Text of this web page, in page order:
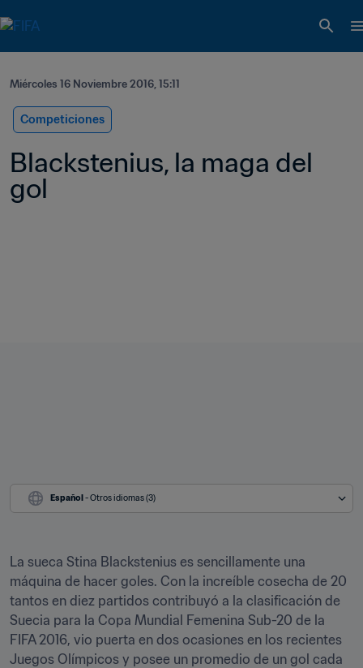
Miércoles 16 Noviembre 2016, 15:11
Competiciones
Blackstenius, la maga del
gol
Español - Otros idiomas (3)
La sueca Stina Blackstenius es sencillamente una
máquina de hacer goles. Con la increíble cosecha de 20
tantos en diez partidos contribuyó a la clasificación de
Suecia para la Copa Mundial Femenina Sub-20 de la
FIFA 2016, vio puerta en dos ocasiones en los recientes
Juegos Olímpicos y posee un promedio de un gol cada